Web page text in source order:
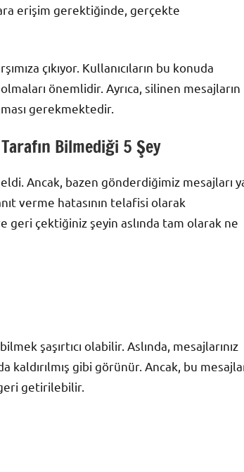
erişim gerektiğinde, gerçekte
çıkıyor. Kullanıcıların bu konuda
önemlidir. Ayrıca, silinen mesajların
gerekmektedir.
Bilmediği 5 Şey
Ancak, bazen gönderdiğimiz mesajları
verme hatasının telafisi olarak
geri çektiğiniz şeyin aslında tam olarak ne
şaşırtıcı olabilir. Aslında, mesajlarınız
kaldırılmış gibi görünür. Ancak, bu
getirilebilir.